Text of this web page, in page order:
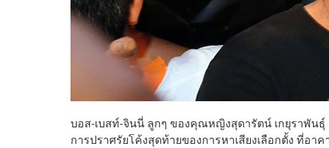
บอส-เบสท์-จินนี่ ลูกๆ ของคุณหญิงสุดารัตน์ เกยุราพันธุ์
การปราศรัยโค้งสุดท้ายของการหาเสียงเลือกตั้ง ที่อ